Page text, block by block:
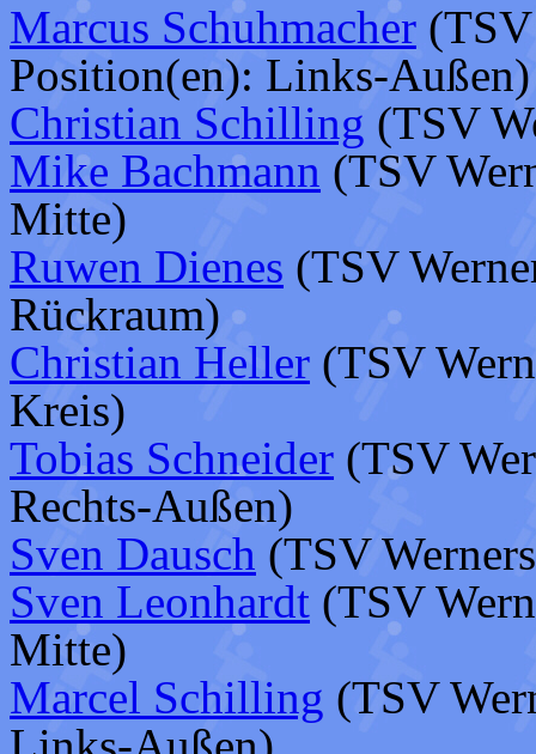
Marcus Schuhmacher
Position(en): Links-Außen)
Christian Schilling (TSV
Mike Bachmann (TSV
Mitte)
Ruwen Dienes (TSV
Rückraum)
Christian Heller (TSV
Kreis)
Tobias Schneider (TSV
Rechts-Außen)
Sven Dausch (TSV
Sven Leonhardt (TSV
Mitte)
Marcel Schilling (TSV